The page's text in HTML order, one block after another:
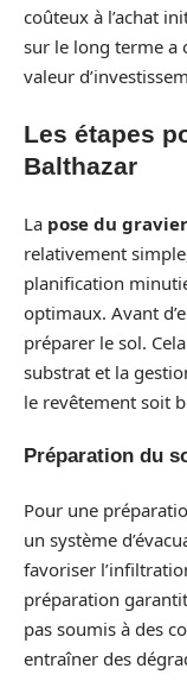
coûteux à l’achat
sur le long terme a
valeur
Les étapes
Balthazar
La pose du
relativement
planification
optimaux. Avant
préparer le sol.
substrat et la
le revêtement soit
Préparation du
Pour une
un système
favoriser
préparation
pas soumis à des
entraîner des